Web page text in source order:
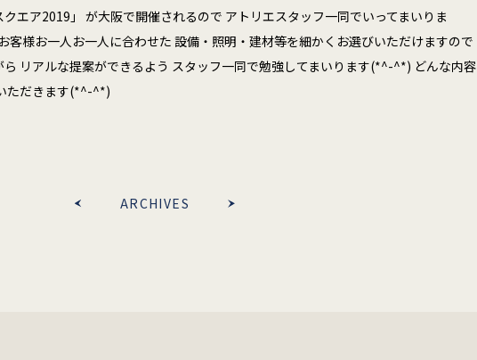
エア2019」 が大阪で開催されるので アトリエスタッフ一同でいってまいりま
客様お一人お一人に合わせた 設備・照明・建材等を細かくお選びいただけますので
リアルな提案ができるよう スタッフ一同で勉強してまいります(*^-^*) どんな内容
ただきます(*^-^*)
ARCHIVES